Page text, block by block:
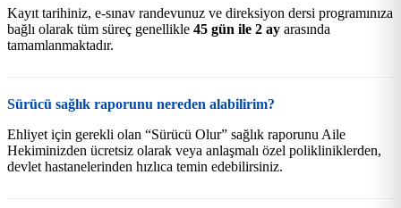
Kayıt tarihiniz, e-sınav randevunuz ve direksiyon dersi programınıza
bağlı olarak tüm süreç genellikle 45 gün ile 2 ay arasında
tamamlanmaktadır.
Sürücü sağlık raporunu nereden alabilirim?
Ehliyet için gerekli olan “Sürücü Olur” sağlık raporunu Aile
Hekiminizden ücretsiz olarak veya anlaşmalı özel polikliniklerden,
devlet hastanelerinden hızlıca temin edebilirsiniz.